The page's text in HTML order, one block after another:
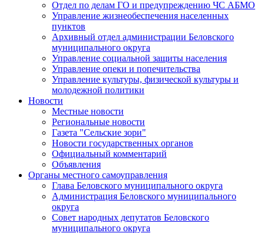
Отдел по делам ГО и предупреждению ЧС АБМО
Управление жизнеобеспечения населенных
пунктов
Архивный отдел администрации Беловского
муниципального округа
Управление социальной защиты населения
Управление опеки и попечительства
Управление культуры, физической культуры и
молодежной политики
Новости
Местные новости
Региональные новости
Газета "Сельские зори"
Новости государственных органов
Официальный комментарий
Объявления
Органы местного самоуправления
Глава Беловского муниципального округа
Администрация Беловского муниципального
округа
Совет народных депутатов Беловского
муниципального округа